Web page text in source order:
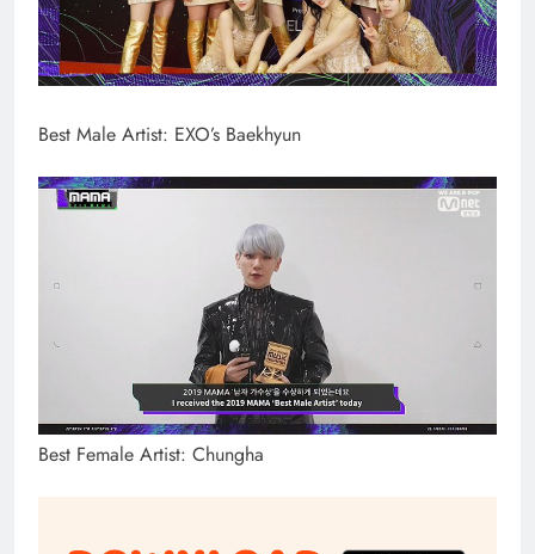
Best Male Artist: EXO’s Baekhyun
Best Female Artist: Chungha